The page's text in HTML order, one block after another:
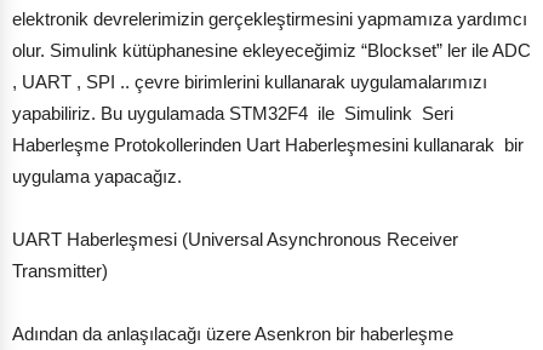
elektronik devrelerimizin gerçekleştirmesini yapmamıza yardımcı
olur. Simulink kütüphanesine ekleyeceğimiz “Blockset” ler ile ADC
, UART , SPI .. çevre birimlerini kullanarak uygulamalarımızı
yapabiliriz. Bu uygulamada STM32F4 ile Simulink Seri
Haberleşme Protokollerinden Uart Haberleşmesini kullanarak bir
uygulama yapacağız.
UART Haberleşmesi (Universal Asynchronous Receiver
Transmitter)
Adından da anlaşılacağı üzere Asenkron bir haberleşme